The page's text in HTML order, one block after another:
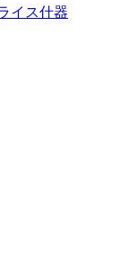
イス什器